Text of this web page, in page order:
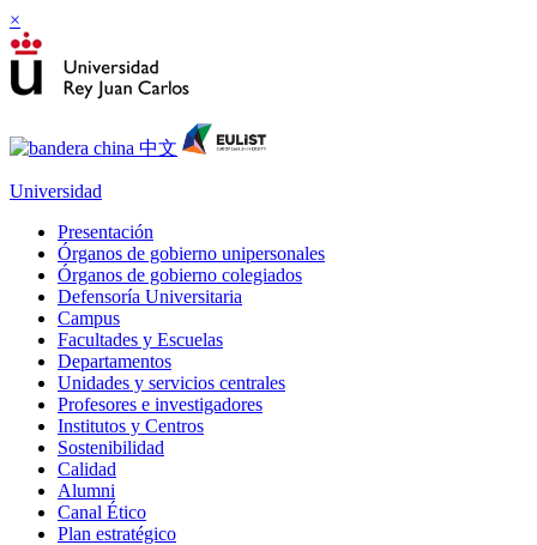
×
Universidad
Presentación
Órganos de gobierno unipersonales
Órganos de gobierno colegiados
Defensoría Universitaria
Campus
Facultades y Escuelas
Departamentos
Unidades y servicios centrales
Profesores e investigadores
Institutos y Centros
Sostenibilidad
Calidad
Alumni
Canal Ético
Plan estratégico